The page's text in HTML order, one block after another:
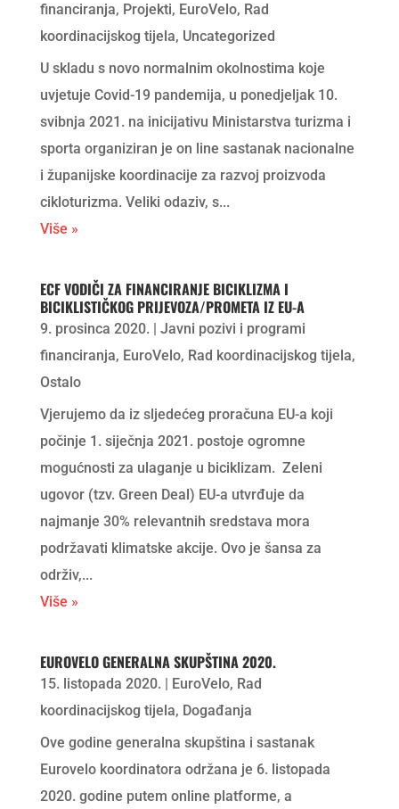
financiranja, Projekti, EuroVelo, Rad
koordinacijskog tijela, Uncategorized
U skladu s novo normalnim okolnostima koje
uvjetuje Covid-19 pandemija, u ponedjeljak 10.
svibnja 2021. na inicijativu Ministarstva turizma i
sporta organiziran je on line sastanak nacionalne
i županijske koordinacije za razvoj proizvoda
cikloturizma. Veliki odaziv, s...
Više »
ECF VODIČI ZA FINANCIRANJE BICIKLIZMA I
BICIKLISTIČKOG PRIJEVOZA/PROMETA IZ EU-A
9. prosinca 2020. | Javni pozivi i programi
financiranja, EuroVelo, Rad koordinacijskog tijela,
Ostalo
Vjerujemo da iz sljedećeg proračuna EU-a koji
počinje 1. siječnja 2021. postoje ogromne
mogućnosti za ulaganje u biciklizam. Zeleni
ugovor (tzv. Green Deal) EU-a utvrđuje da
najmanje 30% relevantnih sredstava mora
podržavati klimatske akcije. Ovo je šansa za
održiv,...
Više »
EUROVELO GENERALNA SKUPŠTINA 2020.
15. listopada 2020. | EuroVelo, Rad
koordinacijskog tijela, Događanja
Ove godine generalna skupština i sastanak
Eurovelo koordinatora održana je 6. listopada
2020. godine putem online platforme, a